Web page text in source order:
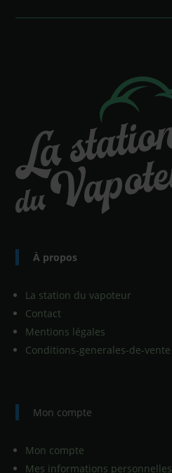
À propos
La station du vapoteur
Contact
Mentions légales
Conditions-generales-de-vente
Mon compte
Mon compte
Mes informations personnelles